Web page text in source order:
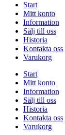
Start
Mitt konto
Information
Sälj till oss
Historia
Kontakta oss
Varukorg
Start
Mitt konto
Information
Sälj till oss
Historia
Kontakta oss
Varukorg